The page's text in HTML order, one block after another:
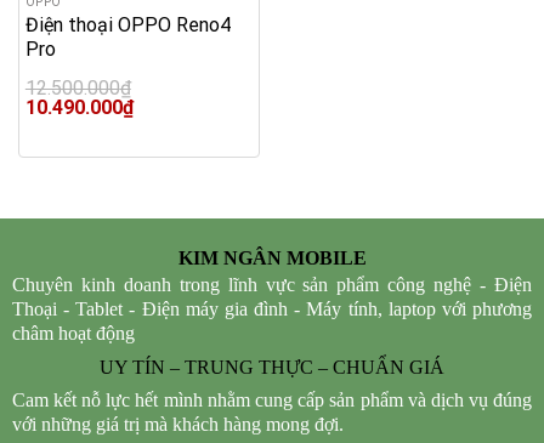
Điện thoại OPPO Reno4
Pro
12.500.000₫
Original
12.500.000₫.
10.490.000₫Current
10.490.000₫.
KIM NGÂN MOBILE
Chuyên kinh doanh trong lĩnh vực sản phẩm công nghệ - Điện
Thoại - Tablet - Điện máy gia đình - Máy tính, laptop với phương
châm hoạt động
UY TÍN – TRUNG THỰC – CHUẨN GIÁ
Cam kết nỗ lực hết mình nhằm cung cấp sản phẩm và dịch vụ đúng
với những giá trị mà khách hàng mong đợi.